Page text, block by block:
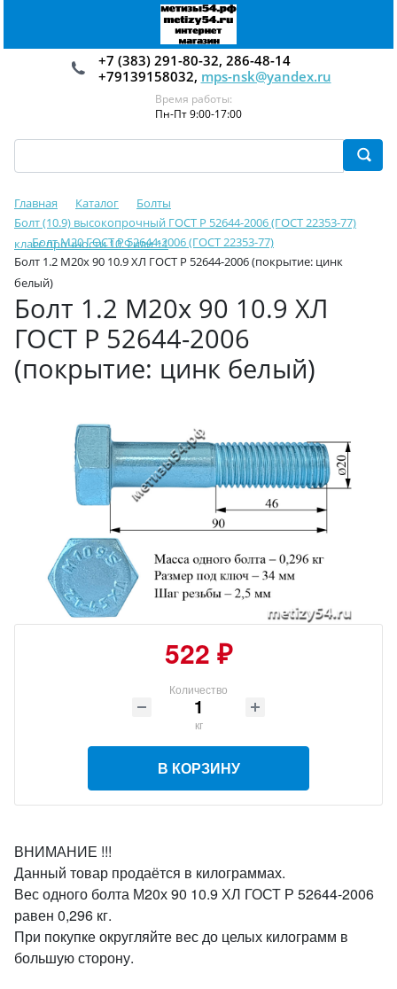
+7 (383) 291-80-32, 286-48-14
+79139158032, mps-nsk@yandex.ru
Время работы:
Пн-Пт 9:00-17:00
Главная Каталог
Болты
Болт (10.9) высокопрочный ГОСТ Р 52644-2006 (ГОСТ 22353-77)
класс прочности 10.9 или 11
Болт М20 ГОСТ Р 52644-2006 (ГОСТ 22353-77)
Болт 1.2 М20х 90 10.9 ХЛ ГОСТ Р 52644-2006 (покрытие: цинк
белый)
Болт 1.2 М20х 90 10.9 ХЛ
ГОСТ Р 52644-2006
(покрытие: цинк белый)
522 ₽
Количество
кг
В КОРЗИНУ
ВНИМАНИЕ !!!
Данный товар продаётся в килограммах.
Вес одного болта М20х 90 10.9 ХЛ ГОСТ Р 52644-2006
равен 0,296 кг.
При покупке округляйте вес до целых килограмм в
большую сторону.